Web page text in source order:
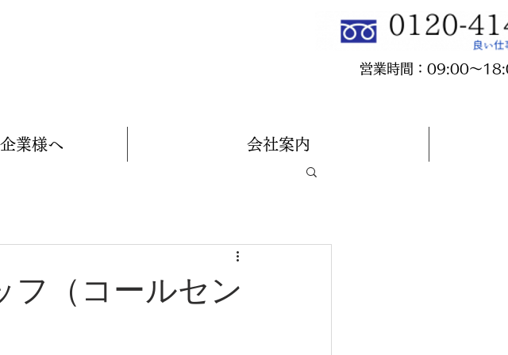
営業時間：09:00～
業様へ 会社案内
フ（コールセン